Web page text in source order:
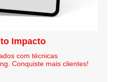
Impacto
com técnicas
Conquiste mais clientes!